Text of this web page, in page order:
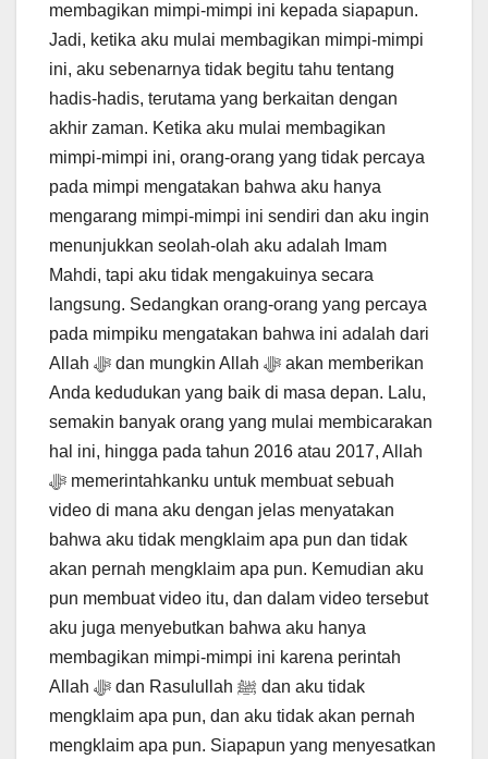
membagikan mimpi-mimpi ini kepada siapapun.
Jadi, ketika aku mulai membagikan mimpi-mimpi
ini, aku sebenarnya tidak begitu tahu tentang
hadis-hadis, terutama yang berkaitan dengan
akhir zaman. Ketika aku mulai membagikan
mimpi-mimpi ini, orang-orang yang tidak percaya
pada mimpi mengatakan bahwa aku hanya
mengarang mimpi-mimpi ini sendiri dan aku ingin
menunjukkan seolah-olah aku adalah Imam
Mahdi, tapi aku tidak mengakuinya secara
langsung. Sedangkan orang-orang yang percaya
pada mimpiku mengatakan bahwa ini adalah dari
Allah ﷻ dan mungkin Allah ﷻ akan memberikan
Anda kedudukan yang baik di masa depan. Lalu,
semakin banyak orang yang mulai membicarakan
hal ini, hingga pada tahun 2016 atau 2017, Allah
ﷻ memerintahkanku untuk membuat sebuah
video di mana aku dengan jelas menyatakan
bahwa aku tidak mengklaim apa pun dan tidak
akan pernah mengklaim apa pun. Kemudian aku
pun membuat video itu, dan dalam video tersebut
aku juga menyebutkan bahwa aku hanya
membagikan mimpi-mimpi ini karena perintah
Allah ﷻ dan Rasulullah ﷺ dan aku tidak
mengklaim apa pun, dan aku tidak akan pernah
mengklaim apa pun. Siapapun yang menyesatkan